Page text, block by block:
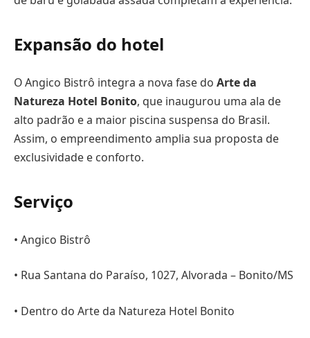
Expansão do hotel
O Angico Bistrô integra a nova fase do Arte da
Natureza Hotel Bonito, que inaugurou uma ala de
alto padrão e a maior piscina suspensa do Brasil.
Assim, o empreendimento amplia sua proposta de
exclusividade e conforto.
Serviço
• Angico Bistrô
• Rua Santana do Paraíso, 1027, Alvorada – Bonito/MS
• Dentro do Arte da Natureza Hotel Bonito